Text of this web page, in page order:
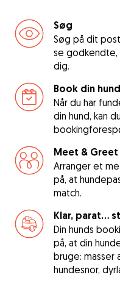
Søg
Søg på dit
se godkendte,
dig.
Book din
Når du har
din hund, kan
Meet & Greet
Arranger et
på, at
match.
Klar, parat...
Din hunds
på, at din
bruge: masser
hundesnor,